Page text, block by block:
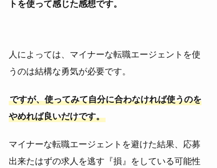
トを使って感じた感想です。
人によっては、マイナーな転職エージェントを使
うのは結構な勇気が必要です。
ですが、使ってみて自分に合わなければ使うのを
やめれば良いだけです。
マイナーな転職エージェントを避けた結果、応募
出来たはずの求人を逃す『損』をしている可能性